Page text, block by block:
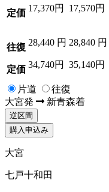
定価 17,370円 17,570円
往復
定価
28,440 円
34,740円
28,840 円
35,140円
片道
往復
大宮発 新青森着
逆区間
購入申込み
大宮
七戸十和田